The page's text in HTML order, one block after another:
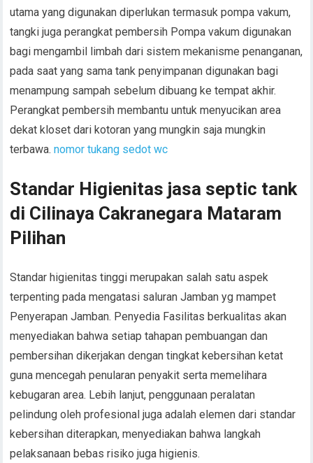
utama yang digunakan diperlukan termasuk pompa vakum,
tangki juga perangkat pembersih Pompa vakum digunakan
bagi mengambil limbah dari sistem mekanisme penanganan,
pada saat yang sama tank penyimpanan digunakan bagi
menampung sampah sebelum dibuang ke tempat akhir.
Perangkat pembersih membantu untuk menyucikan area
dekat kloset dari kotoran yang mungkin saja mungkin
terbawa.nomor tukang sedot wc
Standar Higienitas jasa septic tank
di Cilinaya Cakranegara Mataram
Pilihan
Standar higienitas tinggi merupakan salah satu aspek
terpenting pada mengatasi saluran Jamban yg mampet
Penyerapan Jamban. Penyedia Fasilitas berkualitas akan
menyediakan bahwa setiap tahapan pembuangan dan
pembersihan dikerjakan dengan tingkat kebersihan ketat
guna mencegah penularan penyakit serta memelihara
kebugaran area. Lebih lanjut, penggunaan peralatan
pelindung oleh profesional juga adalah elemen dari standar
kebersihan diterapkan, menyediakan bahwa langkah
pelaksanaan bebas risiko juga higienis.